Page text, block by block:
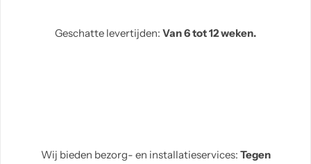
Geschatte levertijden: Van 6 tot 12 weken.
Wij bieden bezorg- en installatieservices: Tegen